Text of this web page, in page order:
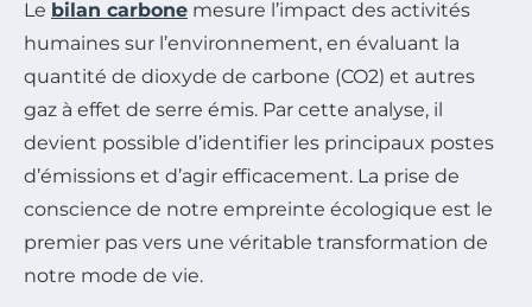
Le bilan carbone mesure l’impact des activités
humaines sur l’environnement, en évaluant la
quantité de dioxyde de carbone (CO2) et autres
gaz à effet de serre émis. Par cette analyse, il
devient possible d’identifier les principaux postes
d’émissions et d’agir efficacement. La prise de
conscience de notre empreinte écologique est le
premier pas vers une véritable transformation de
notre mode de vie.